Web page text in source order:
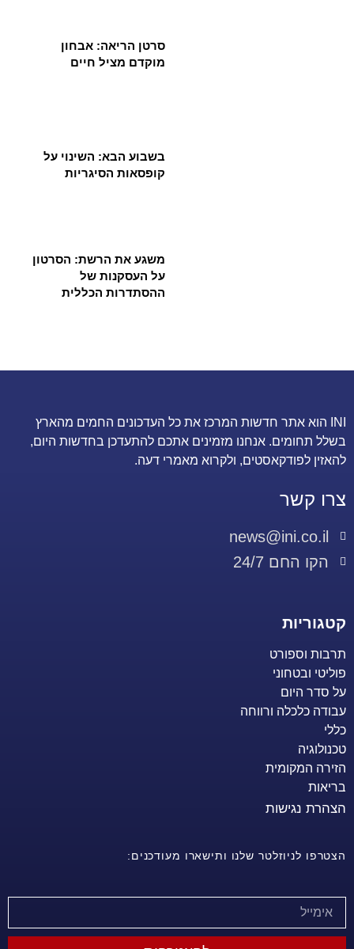
סרטן הריאה: אבחון
מוקדם מציל חיים
בשבוע הבא: השינוי על
קופסאות הסיגריות
משגע את הרשת: הסרטון
על העסקנות של
ההסתדרות הכללית
INI הוא אתר חדשות המרכז את כל העדכונים החמים מהארץ
בשלל תחומים. אנחנו מזמינים אתכם להתעדכן בחדשות היום,
להאזין לפודקאסטים, ולקרוא מאמרי דעה.
צרו קשר
news@ini.co.il
הקו החם 24/7
קטגוריות
תרבות וספורט
פוליטי ובטחוני
על סדר היום
עבודה כלכלה ורווחה
כללי
טכנולוגיה
הזירה המקומית
בריאות
הצהרת נגישות
הצטרפו לניוזלטר שלנו ותישארו מעודכנים: